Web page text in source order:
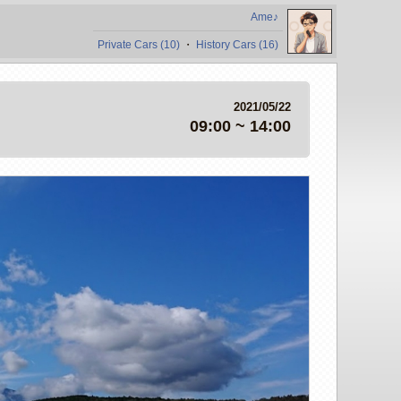
Ame♪
Private Cars (10) ・ History Cars (16)
2021/05/22
09:00 ~ 14:00